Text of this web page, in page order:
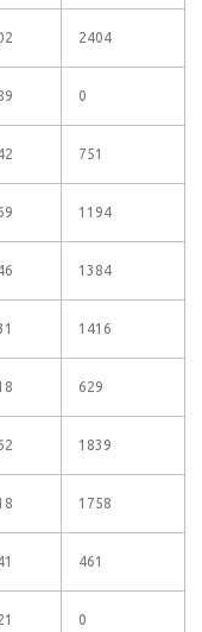
2404
0
751
1194
1384
1416
629
1839
1758
461
0